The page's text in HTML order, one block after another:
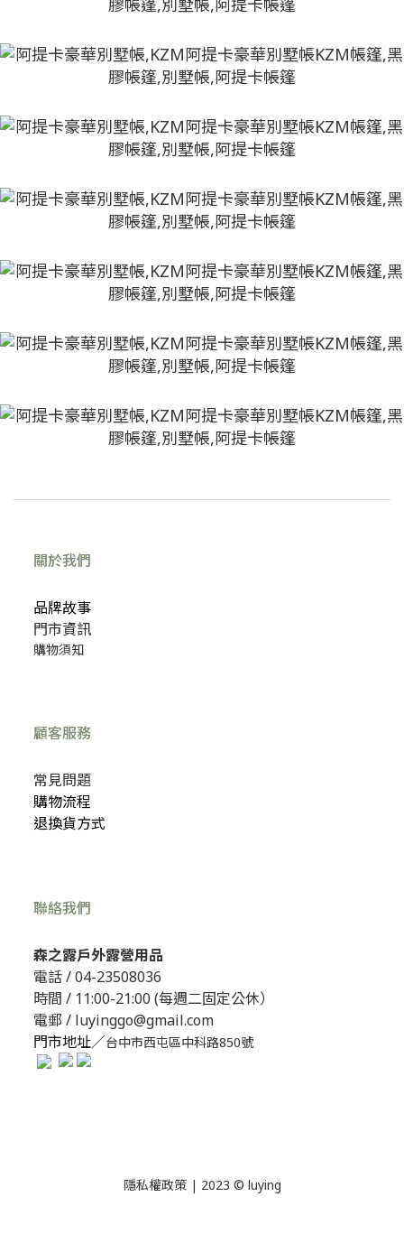
關於我們
品牌故事
門市資訊
購物須知
顧客服務
常見問題
購物流程
退換貨方式
聯絡我們
森之露戶外露營用品
電話 /04-23508036
時間 / 11:00-21:00 (每週二固定公休）
電郵 / luyinggo@gmail.com
門市地址／台中市西屯區中科路850號
隱私權政策| 2023 © luying